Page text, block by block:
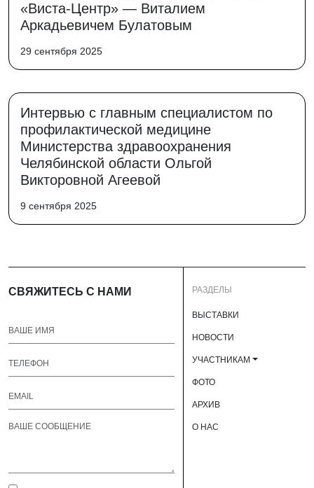
«Виста-Центр» — Виталием
Аркадьевичем Булатовым
29 сентября 2025
Интервью с главным специалистом по
профилактической медицине
Министерства здравоохранения
Челябинской области Ольгой
Викторовной Агеевой
9 сентября 2025
СВЯЖИТЕСЬ С НАМИ РАЗДЕЛЫ
ВЫСТАВКИ
НОВОСТИ
УЧАСТНИКАМ
ФОТО
АРХИВ
О НАС